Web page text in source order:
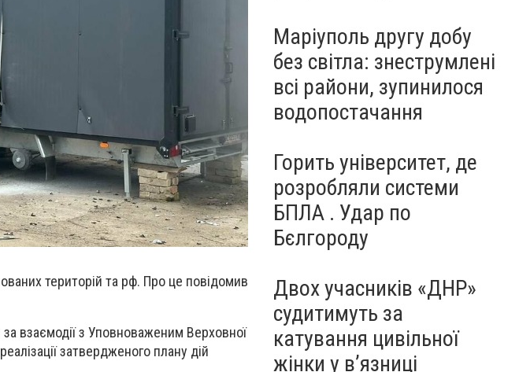
територій та рф. Про це повідомив
взаємодії з Уповноваженим Верховної
затвердженого плану дій
Маріуполь другу добу
без світла: знеструмлені
всі райони, зупинилося
водопостачання
Горить університет, де
розробляли системи
БПЛА . Удар по
Бєлгороду
Двох учасників «ДНР»
судитимуть за
катування цивільної
жінки у в’язниці